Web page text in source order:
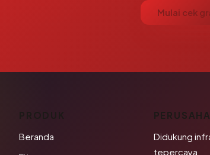
Mulai cek
PRODUK
Beranda
Didukung
tepercaya